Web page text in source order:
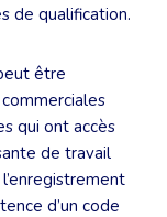
de qualification.
être
qui ont accès
de travail
d’un code